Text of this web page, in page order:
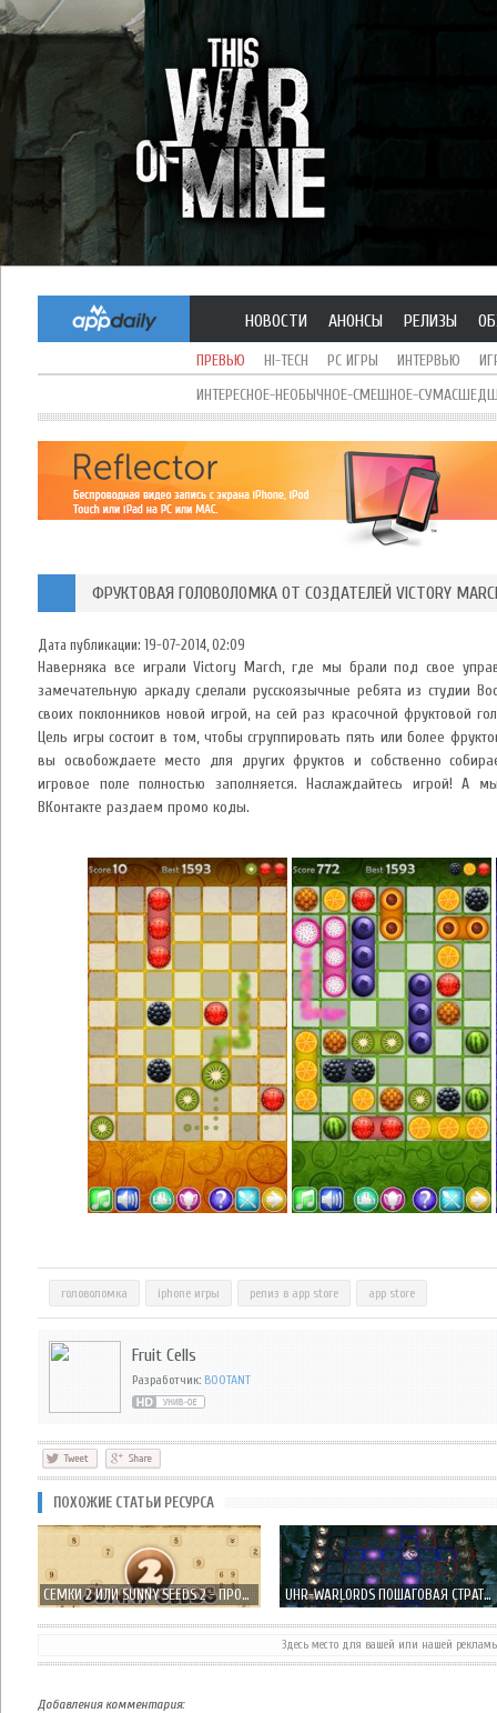
НОВОСТИ АНОНСЫ РЕЛИЗЫ
ПРЕВЬЮ HI-TECH PC ИГРЫ ИНТЕРВЬЮ
ИНТЕРЕСНОЕ-НЕОБЫЧНОЕ-СМЕШНОЕ-
ФРУКТОВАЯ ГОЛОВОЛОМКА ОТ СОЗДАТЕЛЕЙ VICTORY
Дата публикации: 19-07-2014, 02:09
Наверняка все играли Victory March, где мы брали под свое
замечательную аркаду сделали русскоязычные ребята из студии
своих поклонников новой игрой, на сей раз красочной фруктовой
Цель игры состоит в том, чтобы сгруппировать пять или более
вы освобождаете место для других фруктов и собственно
игровое поле полностью заполняется. Наслаждайтесь игрой!
ВКонтакте раздаем промо коды.
головоломка iphone игры релиз в app store app store
Fruit Cells
Разработчик: BOOTANT
ПОХОЖИЕ СТАТЬИ РЕСУРСА
СЕМКИ 2 ИЛИ SUNNY SEEDS 2 - ПРОДОЛЖЕНИЕ ПРЕКРАСНОЙ ГОЛОВОЛОМКИ! + ПРОМО КОДЫ UHR-WARLORDS ПОШАГОВАЯ СТРАТЕГИЯ НА ИГРОВОМ ПОЛЕ + ПРОМО КОД
Здесь место для вашей или нашей
Добавления комментария: